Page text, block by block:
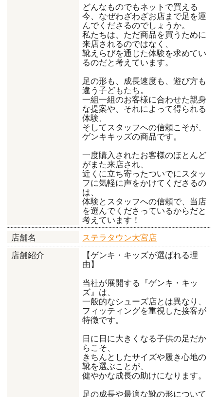
どんなものでもネットで買える
今、なぜわざわざお店まで足を運
んでくださるのでしょうか。
私たちは、ただ商品を買うために
来店されるのではなく、
靴えらびを通じた体験を求めてい
るのだと考えています。
足の形も、成長速度も、遊び方も
違う子どもたち。
一組一組のお客様に合わせた親身
な提案や、それによって得られる
体験、
そしてスタッフへの信頼こそが、
ゲンキキッズの商品です。
一度購入されたお客様のほとんど
がまた来店され、
近くに立ち寄ったついでにスタッ
フに気軽に声をかけてくださるの
は、
体験とスタッフへの信頼で、当店
を選んでくださっているからだと
考えています！
店舗名
ステラタウン大宮店
店舗紹介
【ゲンキ・キッズが選ばれる理
由】
当社が展開する『ゲンキ・キッ
ズ』は、
一般的なシューズ店とは異なり、
フィッティングを重視した接客が
特徴です。
日に日に大きくなる子供の足だか
らこそ、
きちんとしたサイズや履き心地の
靴を選ぶことが、
健やかな成長の助けになります。
足の成長や最適な靴の形について